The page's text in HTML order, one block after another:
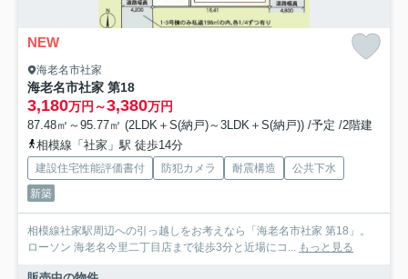
NEW
海老名市社家
海老名市社家 第18
3,180万円～3,380万円
87.48㎡～95.77㎡ (2LDK＋S(納戸)～3LDK＋S(納戸)) /予定 /2階建
相模線「社家」駅 徒歩14分
建設住宅性能評価書付 防犯カメラ 耐震構造
公共下水
新築
相模線社家駅周辺への引っ越しをお考えなら「海老名市社家 第18」。
ローソン 海老名今里二丁目店まで徒歩3分と近場にコ... もっと見る